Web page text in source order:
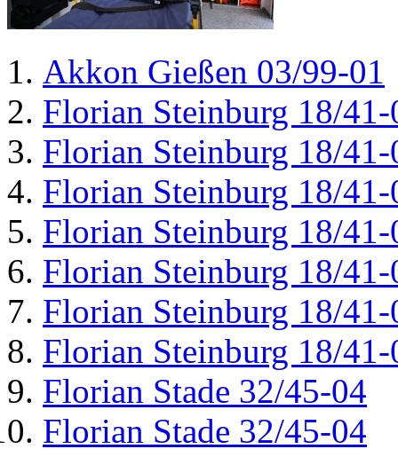
Akkon Gießen 03/99-01
Florian Steinburg 18/41-
Florian Steinburg 18/41-
Florian Steinburg 18/41-
Florian Steinburg 18/41-
Florian Steinburg 18/41-
Florian Steinburg 18/41-
Florian Steinburg 18/41-
Florian Stade 32/45-04
Florian Stade 32/45-04